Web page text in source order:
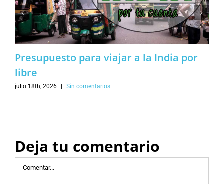
Presupuesto para viajar a la India por
libre
julio 18th, 2026 | Sin comentarios
Deja tu comentario
Comentar